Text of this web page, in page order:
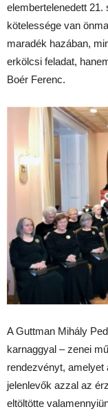
elembertelenedett
kötelessége van
maradék hazában,
erkölcsi feladat,
Boér Ferenc.
A Guttman Mihály
karnaggyal – zenei
rendezvényt,
jelenlevők azzal az
eltöltötte